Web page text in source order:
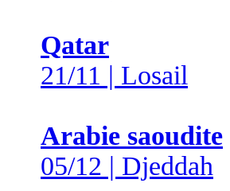
Qatar
21/11 | Losail
Arabie saoudite
05/12 | Djeddah